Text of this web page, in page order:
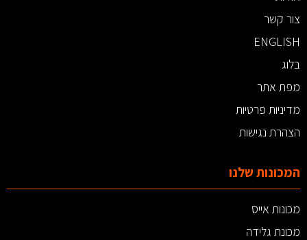
צור קשר
ENGLISH
בלוג
מפת אתר
מדיניות פרטיות
הצהרת נגישות
המכונות שלנו
מכונות אייס
מכונת גלידה